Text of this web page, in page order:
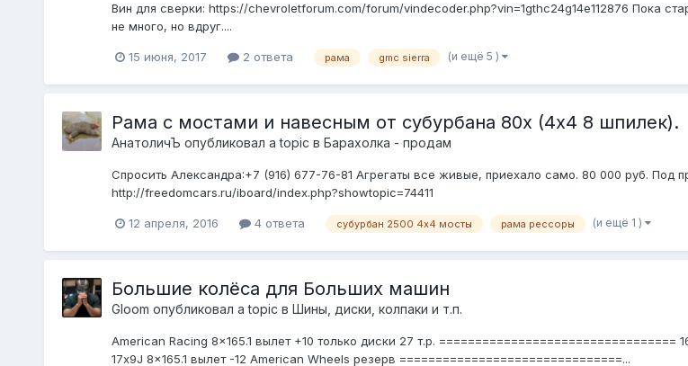
Вин для сверки: https://chevroletforum.com/forum/vindecoder.php?vin=1gthc24g14e112876 Пока
не много, но вдруг....
15 июня, 2017 2 ответа рама gmc sierra (и ещё 5 )
Рама с мостами и навесным от субурбана 80х (4х4 8 шпилек).
АнатоличЪ опубликовал a topic в Барахолка - продам
Спросить Александра:+7 (916) 677-76-81 Агрегаты все живые, приехало само. 80 000 руб. Под
http://freedomcars.ru/iboard/index.php?showtopic=74411
12 апреля, 2016 4 ответа субурбан 2500 4х4 мосты рама рессоры (и ещё 1 )
Большие колёса для Больших машин
Gloom опубликовал a topic в Шины, диски, колпаки и т.п.
American Racing 8x165.1 вылет +10 только диски 27 т.р.
17x9J 8x165.1 вылет -12 American Wheels резерв ===============================...